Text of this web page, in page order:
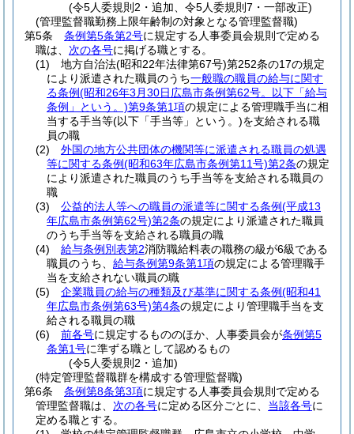
(令5人委規則2・追加、令5人委規則7・一部改正)
(管理監督職勤務上限年齢制の対象となる管理監督職)
第5条
条例第5条第2号に規定する人事委員会規則で定める
職は、 次の各号に掲げる職とする。
(1)
地方自治法(昭和22年法律第67号)第252条の17の規定
により派遣された職員のうち一般職の職員の給与に関す
る条例(昭和26年3月30日広島市条例第62号。以下「給与
条例」という。)第9条第1項の規定による管理職手当に相
当する手当等(以下「手当等」という。)を支給される職
員の職
(2)
外国の地方公共団体の機関等に派遣される職員の処遇
等に関する条例(昭和63年広島市条例第11号)第2条の規定
により派遣された職員のうち手当等を支給される職員の
職
(3)
公益的法人等への職員の派遣等に関する条例(平成13
年広島市条例第62号)第2条の規定により派遣された職員
のうち手当等を支給される職員の職
(4)
給与条例別表第2消防職給料表の職務の級が6級である
職員のうち、 給与条例第9条第1項の規定による管理職手
当を支給されない職員の職
(5)
企業職員の給与の種類及び基準に関する条例(昭和41
年広島市条例第63号)第4条の規定により管理職手当を支
給される職員の職
(6)
前各号に規定するもののほか、人事委員会が条例第5
条第1号に準ずる職として認めるもの
(令5人委規則2・追加)
(特定管理監督職群を構成する管理監督職)
第6条
条例第8条第3項に規定する人事委員会規則で定める
管理監督職は、 次の各号に定める区分ごとに、 当該各号に
定める職とする。